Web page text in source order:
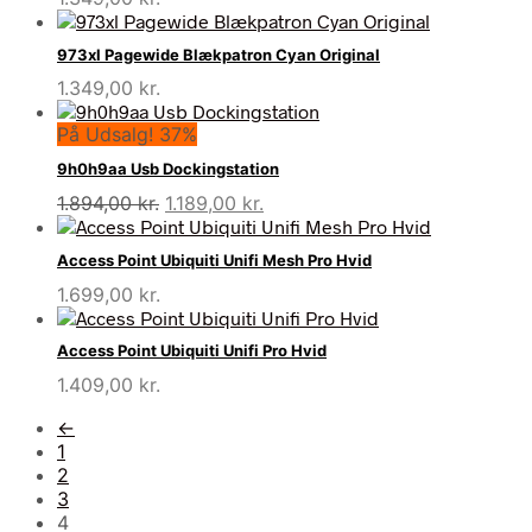
973xl Pagewide Blækpatron Cyan Original
1.349,00 kr.
På Udsalg! 37%
9h0h9aa Usb Dockingstation
1.894,00kr. Den
oprindelige
pris
var:
1.189,00 kr.
aktuelle
pris
er:
Access Point Ubiquiti Unifi Mesh Pro Hvid
1.699,00 kr.
Access Point Ubiquiti Unifi Pro Hvid
1.409,00 kr.
←
1
2
3
4